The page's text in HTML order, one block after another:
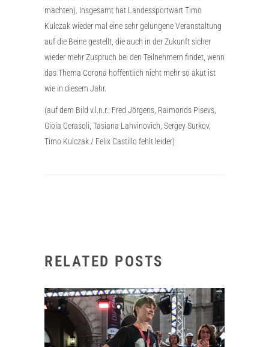
machten). Insgesamt hat Landessportwart Timo
Kulczak wieder mal eine sehr gelungene Veranstaltung
auf die Beine gestellt, die auch in der Zukunft sicher
wieder mehr Zuspruch bei den Teilnehmern findet, wenn
das Thema Corona hoffentlich nicht mehr so akut ist
wie in diesem Jahr.
(auf dem Bild v.l.n.r.: Fred Jörgens, Raimonds Pisevs,
Gioia Cerasoli, Tasiana Lahvinovich, Sergey Surkov,
Timo Kulczak / Felix Castillo fehlt leider)
RELATED POSTS